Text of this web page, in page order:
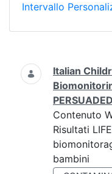
Intervallo
Ricerca
Italian
Contenuto
Risultati
bambini